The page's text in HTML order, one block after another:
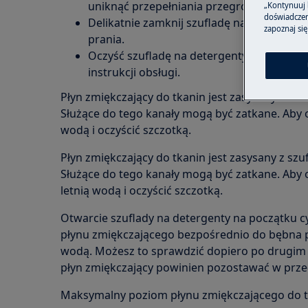
uniknąć przepełniania przegródki.
Delikatnie zamknij szufladę na
prania.
Oczyść szufladę na detergenty zgodnie
instrukcji obsługi.
Płyn zmiękczający do tkanin jest zasysany z
Służące do tego kanały mogą być zatkane.
wodą i oczyścić szczotką.
Płyn zmiękczający do tkanin jest zasysany z
Służące do tego kanały mogą być zatkane.
letnią wodą i oczyścić szczotką.
Otwarcie szuflady na detergenty na początku
płynu zmiękczającego bezpośrednio do bębna
wodą. Możesz to sprawdzić dopiero po drugim
płyn zmiękczający powinien pozostawać w
Maksymalny poziom płynu zmiękczającego
„Kontynuuj
zapoznaj